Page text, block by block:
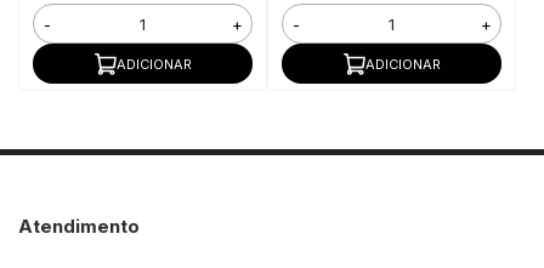
- +
ADICIONAR
- +
ADICIONAR
Atendimento